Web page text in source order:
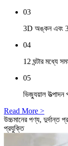
03
3D অঙ্কন এবং
04
12 ঘন্টার মধ্যে
05
ভিজ্যুয়াল উত্পাদন
Read More >
উচ্চমানের পণ্য, দুর্দান্ত
প্রযুক্তি